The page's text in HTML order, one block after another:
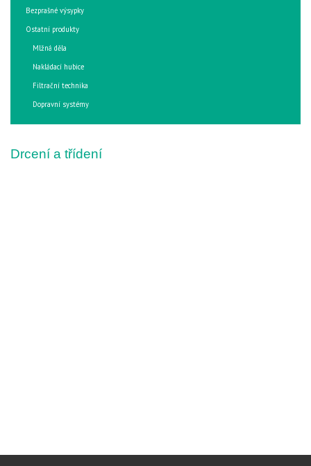
Bezprašné výsypky
Ostatní produkty
Mlžná děla
Nakládací hubice
Filtrační technika
Dopravní systémy
Drcení a třídení